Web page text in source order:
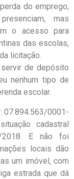
do emprego,
mas
o acesso para
das escolas,
licitação.
de depósito
nenhum tipo de
escolar.
07.894.563/0001-
cadastral
2018. E não foi
locais dão
um imóvel, com
estrada que dá